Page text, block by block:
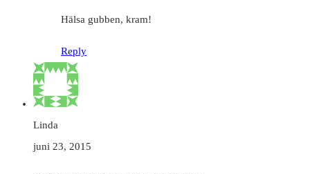
Hälsa gubben, kram!
Reply
Linda
juni 23, 2015